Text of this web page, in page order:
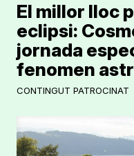
CONTINGUT PATROCINAT
El millor lloc
eclipsi:
jornada
fenomen